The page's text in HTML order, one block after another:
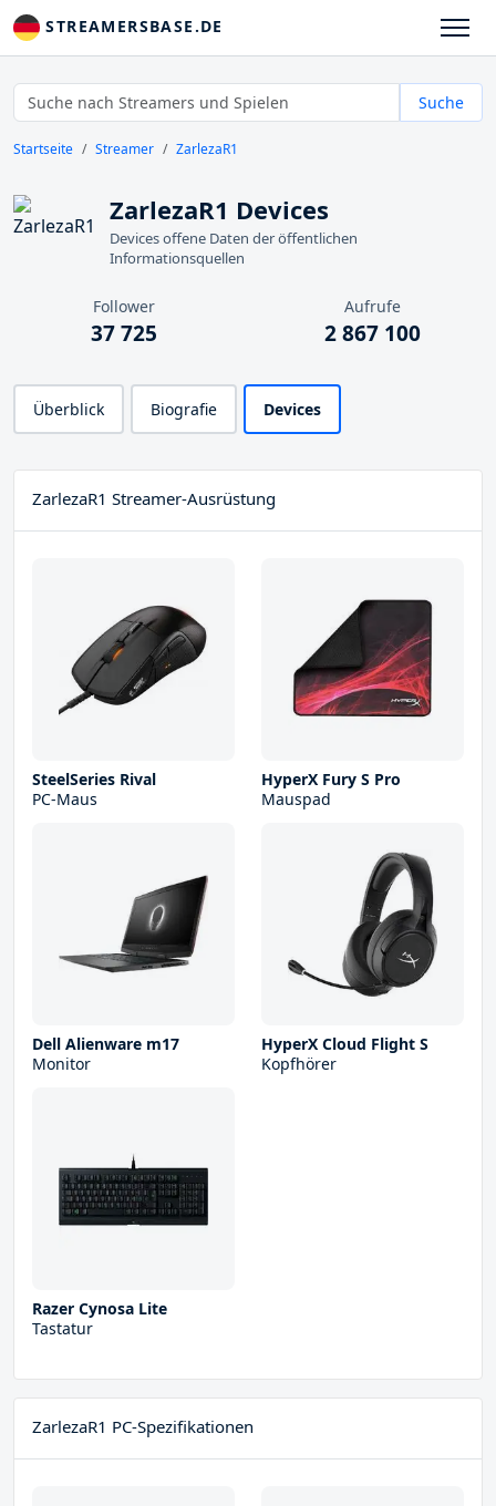
STREAMERSBASE.DE
Suche
Startseite Streamer ZarlezaR1
ZarlezaR1 Devices
Devices offene Daten der öffentlichen
Informationsquellen
Follower
37 725
Aufrufe
2 867 100
Überblick Biografie Devices
ZarlezaR1 Streamer-Ausrüstung
SteelSeries Rival
PC-Maus
HyperX Fury S Pro
Mauspad
Dell Alienware m17
Monitor
HyperX Cloud Flight S
Kopfhörer
Razer Cynosa Lite
Tastatur
ZarlezaR1 PC-Spezifikationen